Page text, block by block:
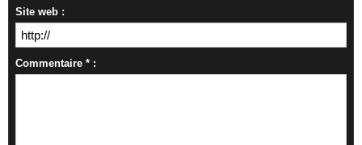
Site web :
Commentaire * :